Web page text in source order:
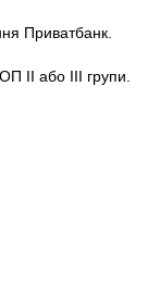
Приватбанк.
II або III групи.